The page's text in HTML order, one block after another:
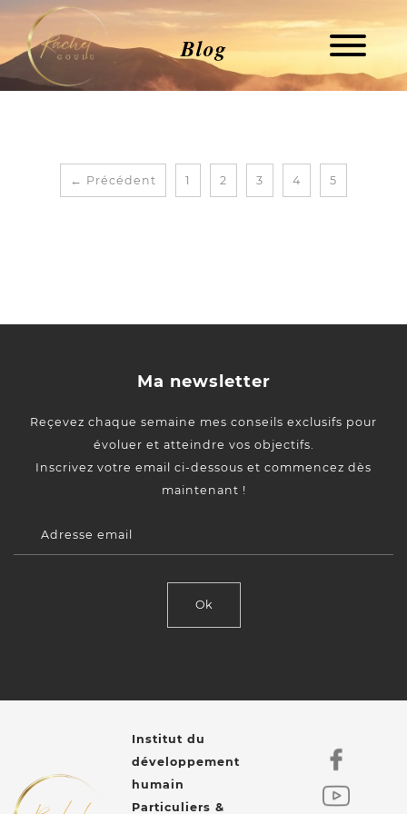
Blog
← Précédent 1 2 3 4 5
Ma newsletter
Reçevez chaque semaine mes conseils exclusifs pour
évoluer et atteindre vos objectifs.
Inscrivez votre email ci-dessous et commencez dès
maintenant !
Adresse email
Ok
Institut du
développement
humain
Particuliers &